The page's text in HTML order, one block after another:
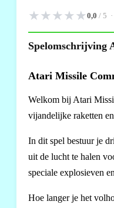
★★★★★0,0 / 5 ·
Spelomschrijving
Atari Missile
Welkom bij Atari
vijandelijke raketten
In dit spel bestuur je
uit de lucht te halen
speciale explosieven
Hoe langer je het